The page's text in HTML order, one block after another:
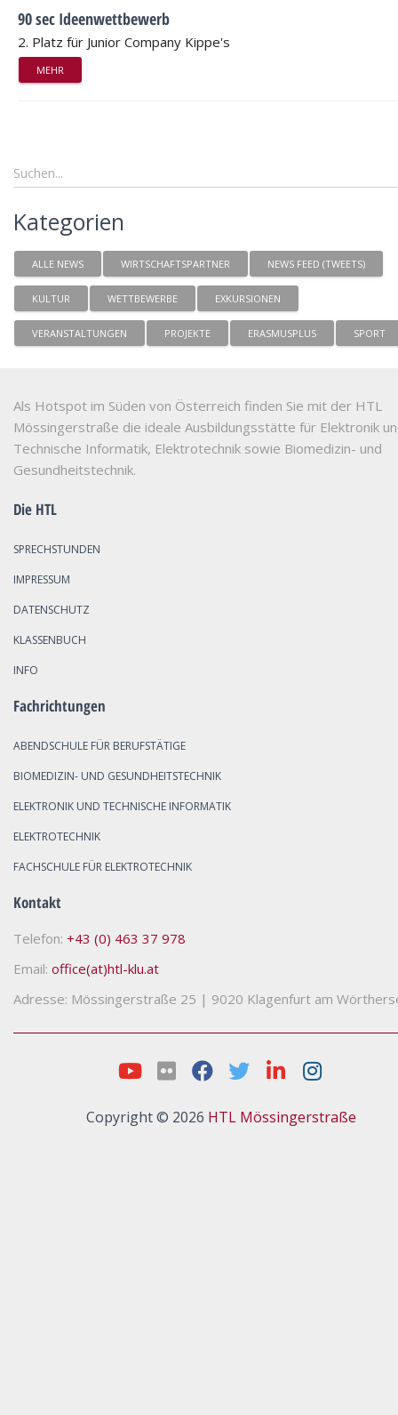
90 sec Ideenwettbewerb
2. Platz für Junior Company Kippe's
MEHR
Kategorien
ALLE NEWS WIRTSCHAFTSPARTNER NEWS FEED (TWEETS)
KULTUR WETTBEWERBE EXKURSIONEN
VERANSTALTUNGEN PROJEKTE ERASMUSPLUS SPORT
Als Hotspot im Süden von Österreich finden Sie mit der HTL
Mössingerstraße die ideale Ausbildungsstätte für Elektronik
Technische Informatik, Elektrotechnik sowie Biomedizin- und
Gesundheitstechnik.
Die HTL
SPRECHSTUNDEN
IMPRESSUM
DATENSCHUTZ
KLASSENBUCH
INFO
Fachrichtungen
ABENDSCHULE FÜR BERUFSTÄTIGE
BIOMEDIZIN- UND GESUNDHEITSTECHNIK
ELEKTRONIK UND TECHNISCHE INFORMATIK
ELEKTROTECHNIK
FACHSCHULE FÜR ELEKTROTECHNIK
Kontakt
Telefon: +43 (0) 463 37 978
Email: office(at)htl-klu.at
Adresse: Mössingerstraße 25 | 9020 Klagenfurt am
Copyright © 2026 HTL Mössingerstraße